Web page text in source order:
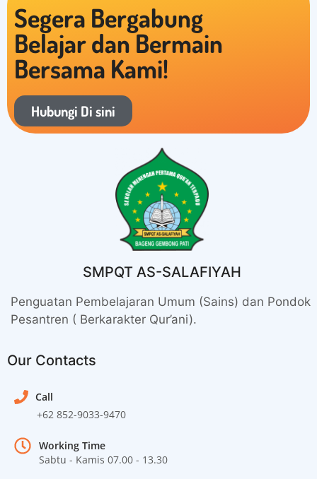
Segera Bergabung
Belajar dan Bermain
Bersama Kami!
Hubungi Di sini
SMPQT AS-SALAFIYAH
Penguatan Pembelajaran Umum (Sains) dan Pondok
Pesantren ( Berkarakter Qur’ani).
Our Contacts
Call
+62 852-9033-9470
Working Time
Sabtu - Kamis 07.00 - 13.30